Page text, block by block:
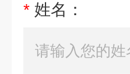
* 姓名：